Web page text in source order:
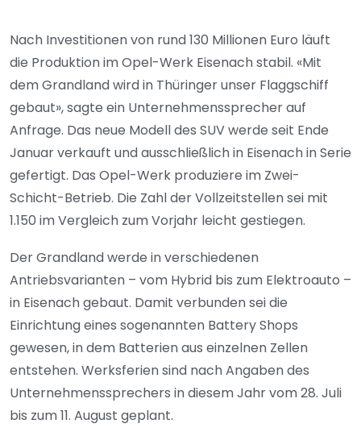
Nach Investitionen von rund 130 Millionen Euro läuft
die Produktion im Opel-Werk Eisenach stabil. «Mit
dem Grandland wird in Thüringer unser Flaggschiff
gebaut», sagte ein Unternehmenssprecher auf
Anfrage. Das neue Modell des SUV werde seit Ende
Januar verkauft und ausschließlich in Eisenach in Serie
gefertigt. Das Opel-Werk produziere im Zwei-
Schicht-Betrieb. Die Zahl der Vollzeitstellen sei mit
1.150 im Vergleich zum Vorjahr leicht gestiegen.
Der Grandland werde in verschiedenen
Antriebsvarianten – vom Hybrid bis zum Elektroauto –
in Eisenach gebaut. Damit verbunden sei die
Einrichtung eines sogenannten Battery Shops
gewesen, in dem Batterien aus einzelnen Zellen
entstehen. Werksferien sind nach Angaben des
Unternehmenssprechers in diesem Jahr vom 28. Juli
bis zum 11. August geplant.